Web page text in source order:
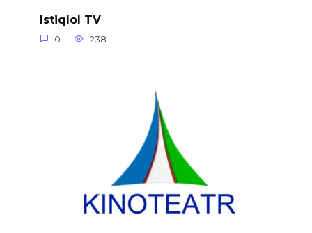
Istiqlol TV
0 238